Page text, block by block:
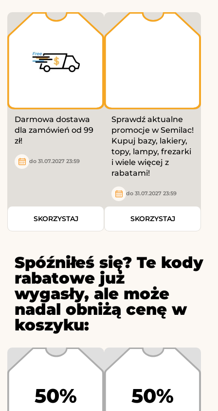
Darmowa dostawa
dla zamówień od 99
zł!
do 31.07.2027 23:59
SKORZYSTAJ
Sprawdź aktualne
promocje w Semilac!
Kupuj bazy, lakiery,
topy, lampy, frezarki
i wiele więcej z
rabatami!
do 31.07.2027 23:59
SKORZYSTAJ
Spóźniłeś się? Te kody
rabatowe już
wygasły, ale może
nadal obniżą cenę w
koszyku:
50% 50%